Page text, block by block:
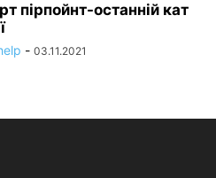
пірпойнт-останній кат
- 03.11.2021